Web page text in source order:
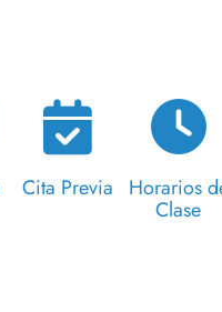
Cita Previa Horarios
Clase